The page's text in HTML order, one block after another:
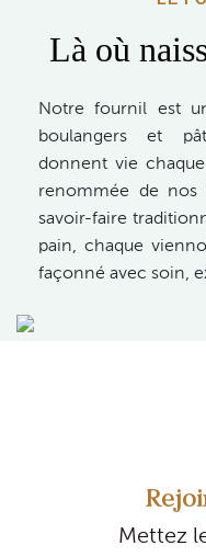
Là où
Notre fournil est
boulangers et
donnent vie
renommée de nos
savoir-faire
pain, chaque
façonné avec soin,
Mettez